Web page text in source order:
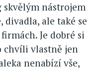
nástrojem
divadla, ale také se
Je dobré si
chvíli vlastně jen
nenabízí vše,